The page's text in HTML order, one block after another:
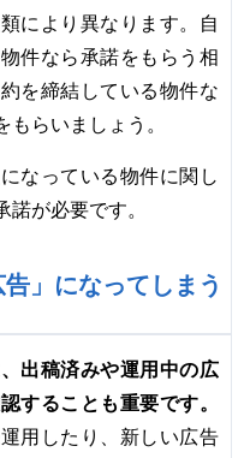
により異なります。自
件なら承諾をもらう相
を締結している物件な
らいましょう。
なっている物件に関し
が必要です。
」になってしまう
出稿済みや運用中の広
することも重要です。
用したり、新しい広告